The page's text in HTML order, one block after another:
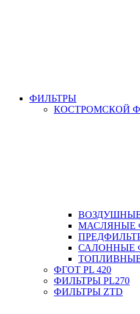
ФИЛЬТРЫ
КОСТРОМСКОЙ
МАСЛЯНЫЕ
САЛОННЫЕ
ФГОТ PL 420
ФИЛЬТРЫ PL270
ФИЛЬТРЫ ZTD